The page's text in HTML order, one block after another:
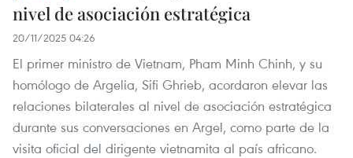
nivel de asociación estratégica
20/11/2025 04:26
El primer ministro de Vietnam, Pham Minh Chinh, y su
homólogo de Argelia, Sifi Ghrieb, acordaron elevar las
relaciones bilaterales al nivel de asociación estratégica
durante sus conversaciones en Argel, como parte de la
visita oficial del dirigente vietnamita al país africano.